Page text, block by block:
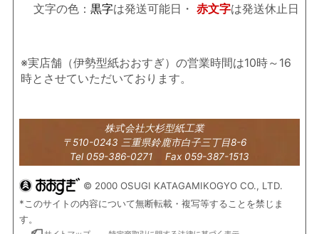
文字の色： 黒字は発送可能日・ 赤文字は発送休止日
※実店舗（伊勢型紙おおすぎ）の営業時間は10時～16
時とさせていただいております。
株式会社大杉型紙工業
〒510-0243 三重県鈴鹿市白子三丁目8-6
Tel 059-386-0271 Fax 059-387-1513
© 2000 OSUGI KATAGAMIKOGYO CO., LTD.
*このサイトの内容について無断転載・複写等することを禁じま
す。